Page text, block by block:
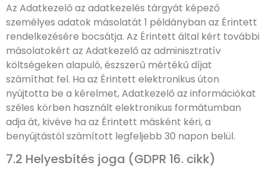
Az Adatkezelő az adatkezelés tárgyát képező
személyes adatok másolatát 1 példányban az Érintett
rendelkezésére bocsátja. Az Érintett által kért további
másolatokért az Adatkezelő az adminisztratív
költségeken alapuló, észszerű mértékű díjat
számíthat fel. Ha az Érintett elektronikus úton
nyújtotta be a kérelmet, Adatkezelő az információkat
széles körben használt elektronikus formátumban
adja át, kivéve ha az Érintett másként kéri, a
benyújtástól számított legfeljebb 30 napon belül.
7.2 Helyesbítés joga (GDPR 16. cikk)